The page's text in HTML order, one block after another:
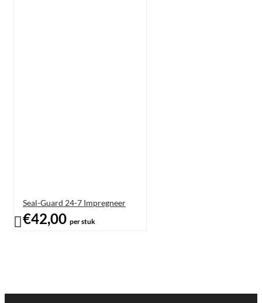
Seal-Guard 24-7 Impregneer
€42,00 per stuk